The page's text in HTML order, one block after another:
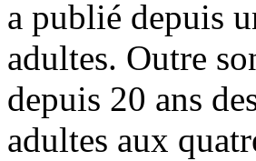
a publié depuis
adultes. Outre
depuis 20 ans
adultes aux